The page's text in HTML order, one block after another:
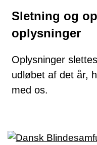
Sletning og
oplysninger
Oplysninger
udløbet af det år,
med os.